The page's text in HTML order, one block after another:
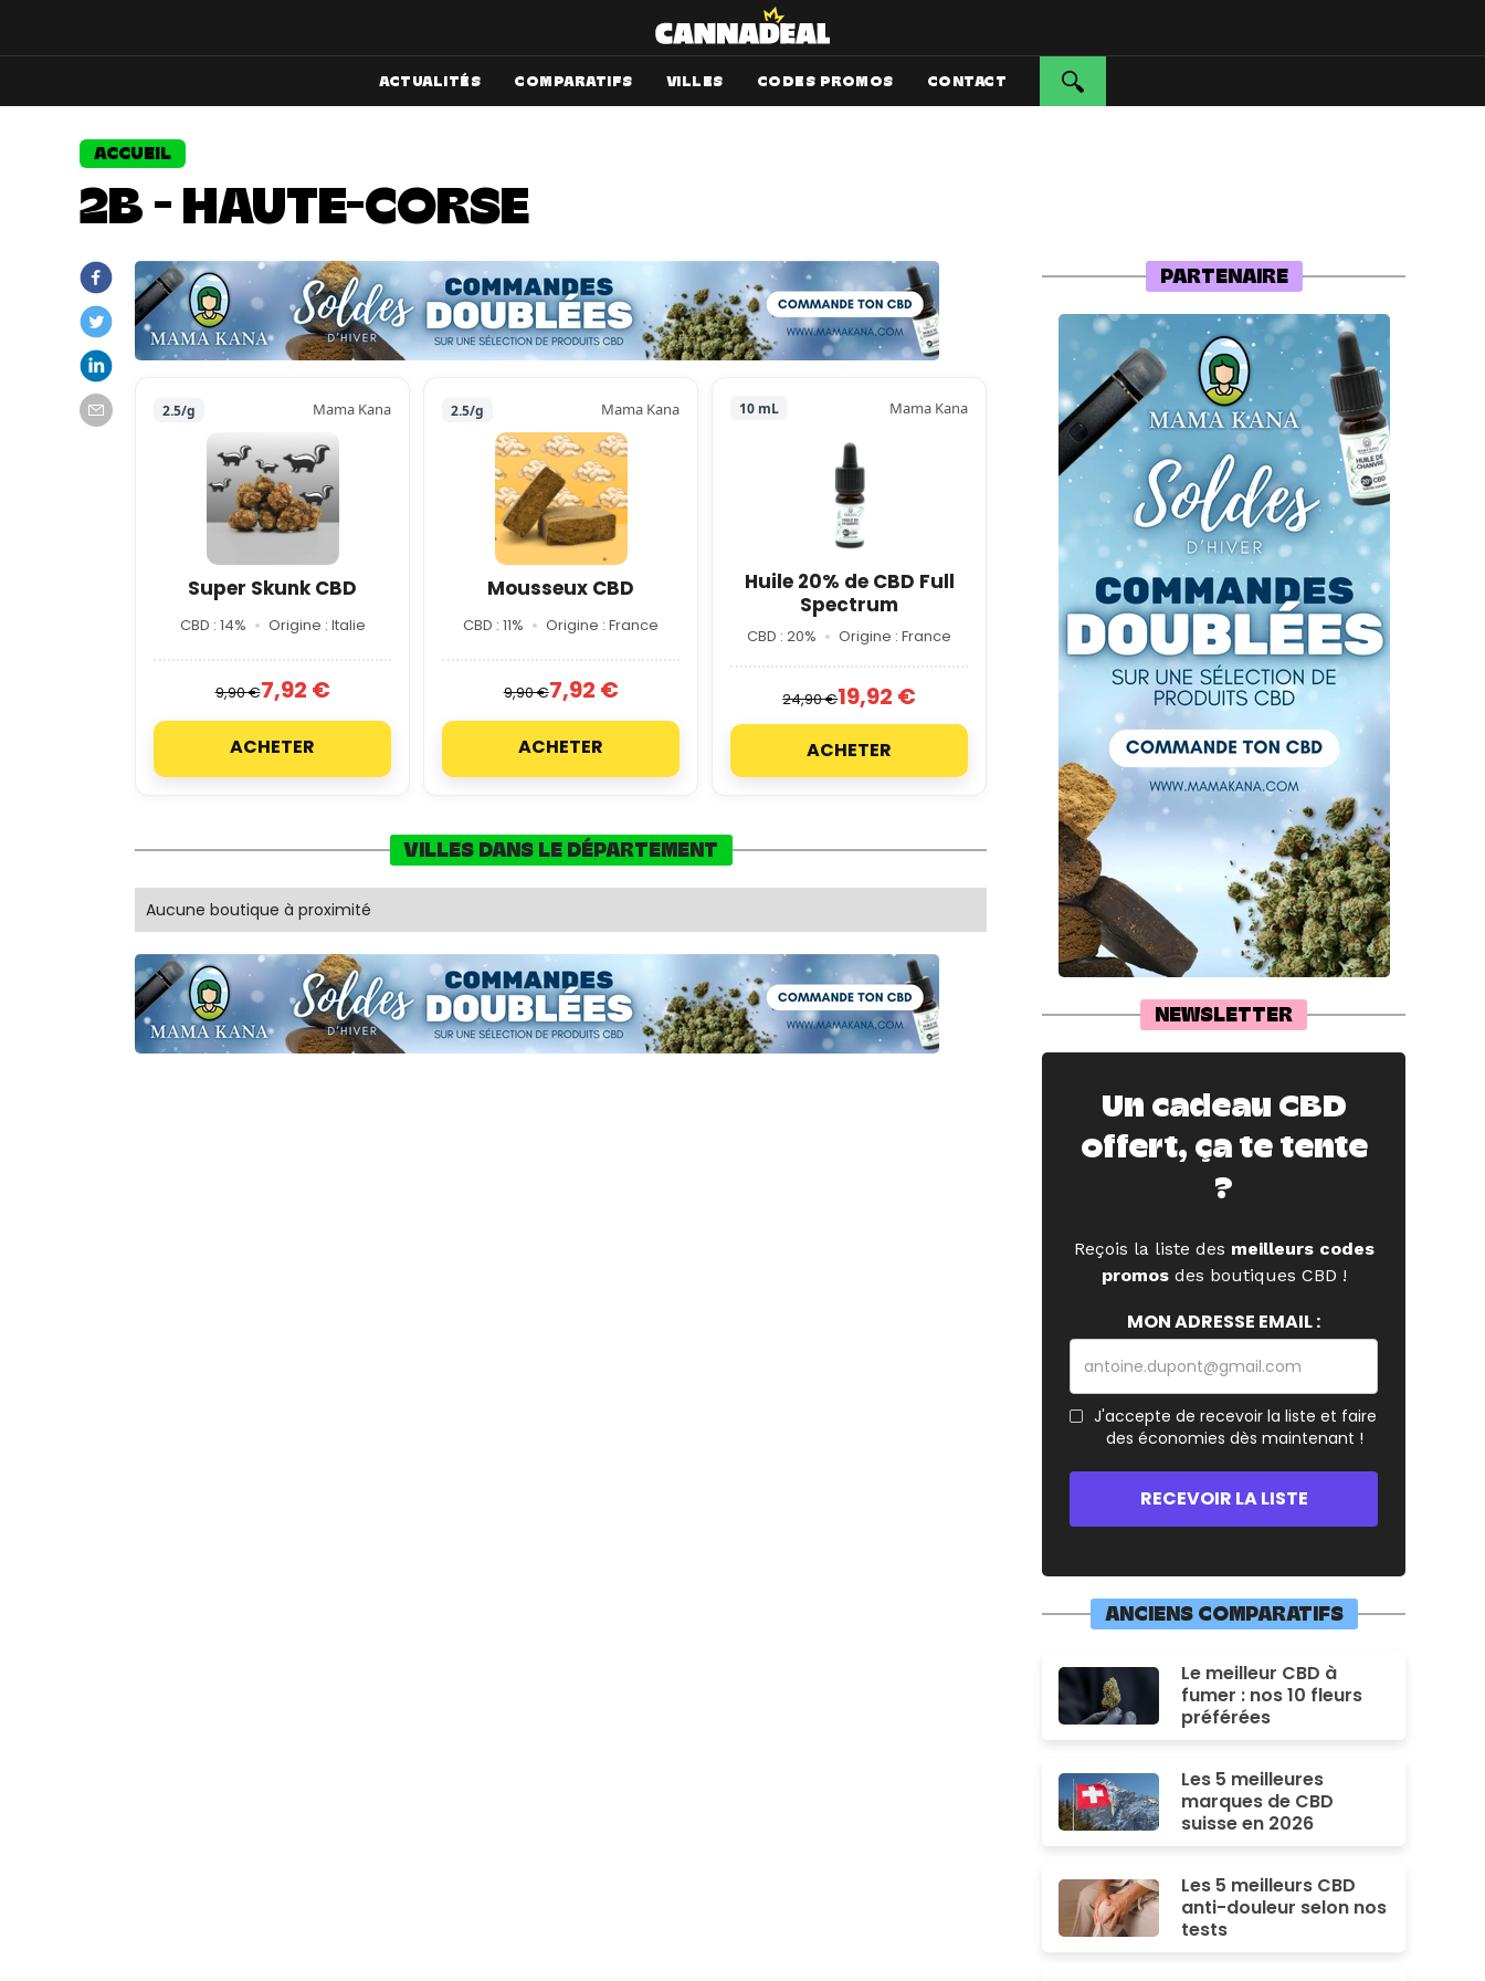
ACTUALITÉS COMPARATIFS VILLES CODES PROMOS CONTACT
ACCUEIL
2B - HAUTE-CORSE
2.5/g Mama Kana
Super Skunk CBD
CBD : 14% Origine : Italie
9,90 €7,92 €
ACHETER
2.5/g Mama Kana
Mousseux CBD
CBD : 11% Origine : France
9,90 €7,92 €
ACHETER
10 mL Mama Kana
Huile 20% de CBD Full
Spectrum
CBD : 20% Origine : France
24,90 €19,92 €
ACHETER
VILLES DANS LE DÉPARTEMENT
Aucune boutique à proximité
PARTENAIRE
NEWSLETTER
Un cadeau CBD
offert, ça te tente
?
Reçois la liste des meilleurs codes
promosdes boutiques CBD !
MON ADRESSE EMAIL :
J'accepte de recevoir la liste et faire
des économies dès maintenant !
ANCIENS COMPARATIFS
Le meilleur CBD à
fumer : nos 10 fleurs
préférées
Les 5 meilleures
marques de CBD
suisse en 2026
Les 5 meilleurs CBD
anti-douleur selon nos
tests